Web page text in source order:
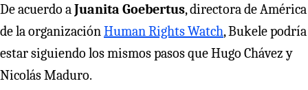
De acuerdo a Juanita Goebertus, directora de América
de la organización Human Rights Watch, Bukele podría
estar siguiendo los mismos pasos que Hugo Chávez y
Nicolás Maduro.